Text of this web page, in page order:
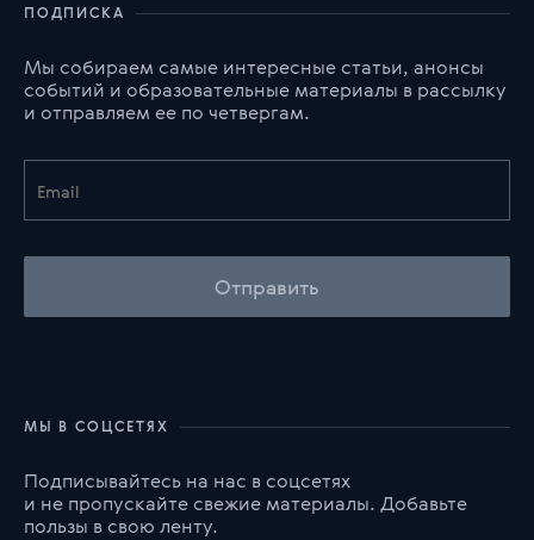
ПОДПИСКА
Мы собираем самые интересные статьи, анонсы
событий и образовательные материалы в рассылку
и отправляем ее по четвергам.
Отправить
МЫ В СОЦСЕТЯХ
Подписывайтесь на нас в соцсетях
и не пропускайте свежие материалы. Добавьте
пользы в свою ленту.